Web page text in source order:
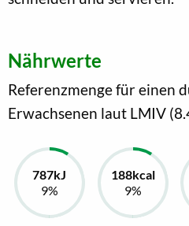
Nährwerte
Referenzmenge für einen
Erwachsenen laut LMIV